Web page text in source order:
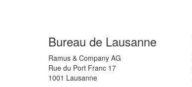
Bureau de Lausanne
Ramus & Company AG
Rue du Port Franc 17
1001 Lausanne